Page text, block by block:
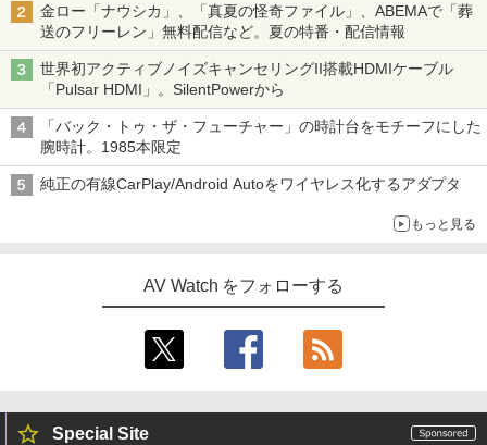
金ロー「ナウシカ」、「真夏の怪奇ファイル」、ABEMAで「葬
送のフリーレン」無料配信など。夏の特番・配信情報
世界初アクティブノイズキャンセリングII搭載HDMIケーブル
「Pulsar HDMI」。SilentPowerから
「バック・トゥ・ザ・フューチャー」の時計台をモチーフにした
腕時計。1985本限定
純正の有線CarPlay/Android Autoをワイヤレス化するアダプタ
もっと見る
AV Watch をフォローする
Special Site